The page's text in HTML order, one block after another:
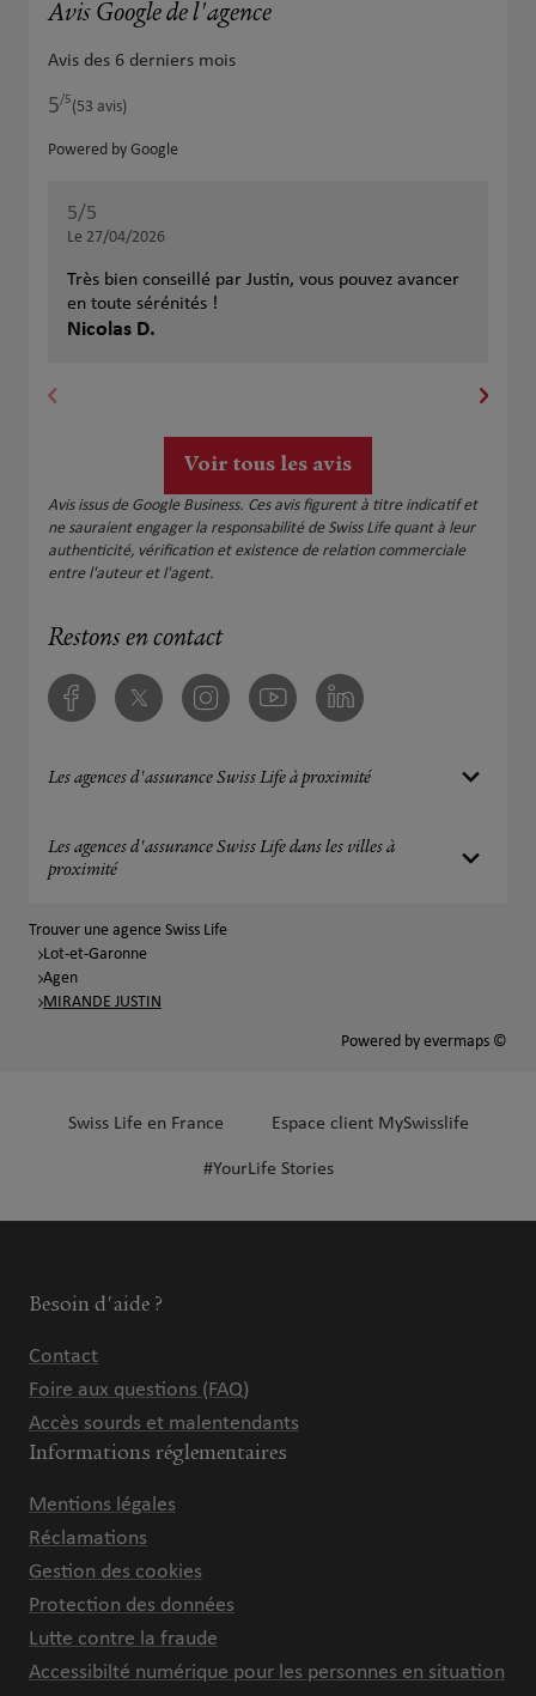
Avis Google de l'agence
Avis des 6 derniers mois
5/5Note de 5 sur 5
(53 avis)
Powered by Google
5/5
Le 27/04/2026
Très bien conseillé par Justin, vous pouvez avancer
en toute sérénités !
Nicolas D.
Voir tous les avis
Avis issus de Google Business. Ces avis figurent à titre indicatif et
ne sauraient engager la responsabilité de Swiss Life quant à leur
authenticité, vérification et existence de relation commerciale
entre l'auteur et l'agent.
Restons en contact
FacebookTwitter InstagramYoutube Linkedin
Les agences d'assurance Swiss Life à proximité
Les agences d'assurance Swiss Life dans les villes à
proximité
Trouver une agence Swiss Life
Lot-et-Garonne
Agen
MIRANDE JUSTIN
Powered by evermaps ©
Swiss Life en France Espace client MySwisslife
#YourLife Stories
Besoin d'aide ?
Contact
Foire aux questions (FAQ)
Accès sourds et malentendants
Informations réglementaires
Mentions légales
Réclamations
Gestion des cookies
Protection des données
Lutte contre la fraude
Accessibilté numérique pour les personnes en situation